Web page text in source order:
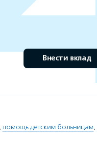
Внести вклад
, помощь детским больницам,